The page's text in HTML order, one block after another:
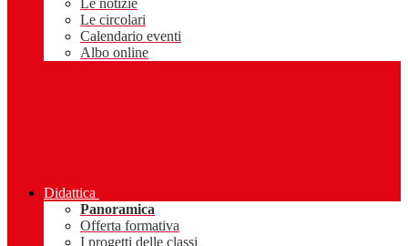
Le notizie
Le circolari
Calendario eventi
Albo online
Didattica
Panoramica
Offerta formativa
I progetti delle classi